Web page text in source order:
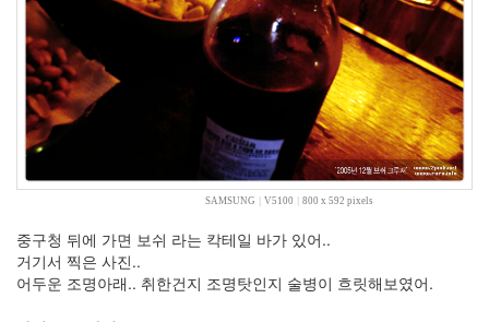
SAMSUNG V5100 800 x 592 pixels
중구청 뒤에 가면 보쉬 라는 칵테일 바가 있어..
거기서 찍은 사진..
어두운 조명아래.. 취한건지 조명탓인지 술병이 흐릿해보였어.
9
월
4
2010
년
10
월
2010
11
월
5
2010